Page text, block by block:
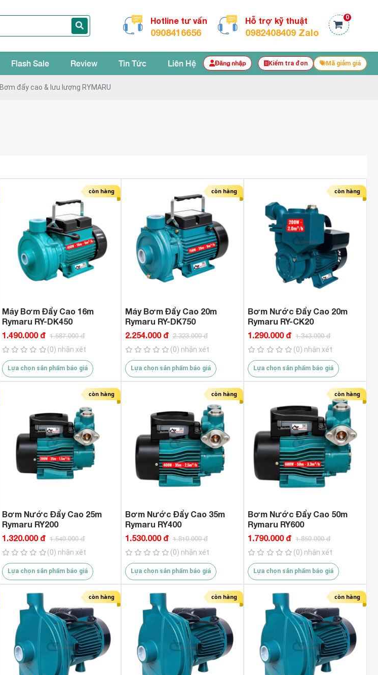
Hotline tư vấn
0908416656
Hỗ trợ kỹ thuật
0982408409 Zalo
0
Flash Sale Review Tin Tức Liên Hệ Đăng nhập Kiểm tra đơn Mã giảm giá
Bơm đẩy cao & lưu lượng RYMARU
Máy Khoan Bê Tông Pin Dekton
M21-RH2603Plus Mẫu Mới 11/2023
1.650.000 VND
https://duc7hienstore.com/may-
cua-go-dekton-dk-cg190plus-
duc7hien 1.150.000 VND
Combo Máy Rửa Xe Pin
PW4820BL ( Thế Hệ Mới )
1.589.000 VND
còn hàng
Máy Bơm Đẩy Cao 16m
Rymaru RY-DK450
1.490.000 đ 1.587.000 đ
(0) nhận xét
Lựa chọn sản phẩm báo giá
còn hàng
Máy Bơm Đẩy Cao 20m
Rymaru RY-DK750
2.254.000 đ 2.323.000 đ
(0) nhận xét
Lựa chọn sản phẩm báo giá
còn hàng
Bơm Nước Đẩy Cao 20m
Rymaru RY-CK20
1.290.000 đ 1.343.000 đ
(0) nhận xét
Lựa chọn sản phẩm báo giá
còn hàng
Bơm Nước Đẩy Cao 25m
Rymaru RY200
1.320.000 đ 1.540.000 đ
(0) nhận xét
Lựa chọn sản phẩm báo giá
còn hàng
Bơm Nước Đẩy Cao 35m
Rymaru RY400
1.530.000 đ 1.810.000 đ
(0) nhận xét
Lựa chọn sản phẩm báo giá
còn hàng
Bơm Nước Đẩy Cao 50m
Rymaru RY600
1.790.000 đ 1.850.000 đ
(0) nhận xét
Lựa chọn sản phẩm báo giá
còn hàng còn hàng còn hàng